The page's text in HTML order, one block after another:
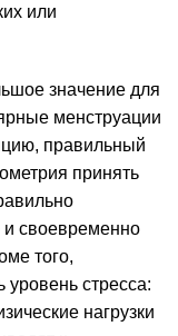
или
значение для
менструации
правильный
принять
и своевременно
того,
стресса:
нагрузки